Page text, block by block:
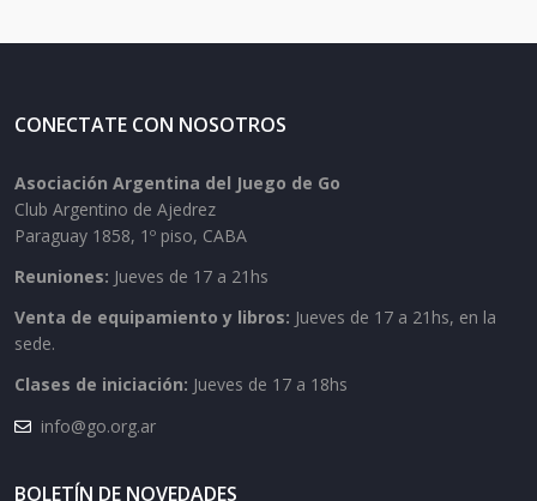
CONECTATE CON NOSOTROS
Asociación Argentina del Juego de Go
Club Argentino de Ajedrez
Paraguay 1858, 1º piso, CABA
Reuniones: Jueves de 17 a 21hs
Venta de equipamiento y libros: Jueves de 17 a 21hs, en la
sede.
Clases de iniciación: Jueves de 17 a 18hs
info@go.org.ar
BOLETÍN DE NOVEDADES